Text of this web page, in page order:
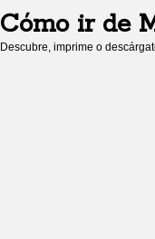
Cómo ir de
Descubre, imprime o